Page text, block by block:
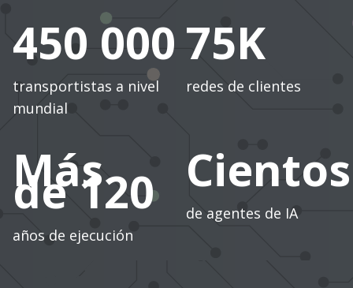
450 000
transportistas a nivel
mundial
75K
redes de clientes
Más
de 120
años de ejecución
Cientos
de agentes de IA